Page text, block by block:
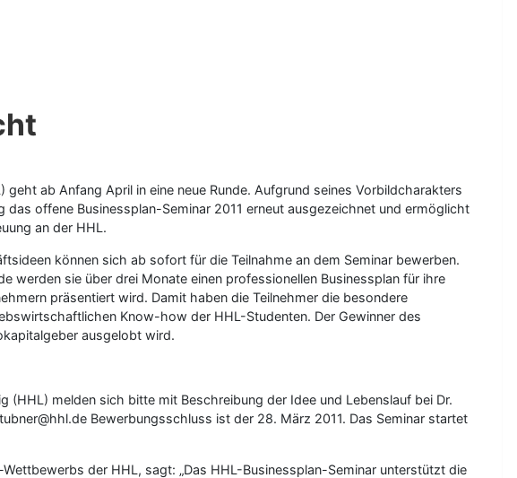
ab Anfang April in eine neue Runde. Aufgrund seines Vorbildcharakters
offene Businessplan-Seminar 2011 erneut ausgezeichnet und ermöglicht
an der HHL.
können sich ab sofort für die Teilnahme an dem Seminar bewerben.
werden sie über drei Monate einen professionellen Businessplan für ihre
präsentiert wird. Damit haben die Teilnehmer die besondere
Know-how der HHL-Studenten. Der Gewinner des
ausgelobt wird.
melden sich bitte mit Beschreibung der Idee und Lebenslauf bei Dr.
Bewerbungsschluss ist der 28. März 2011. Das Seminar startet
der HHL, sagt: „Das HHL-Businessplan-Seminar unterstützt die